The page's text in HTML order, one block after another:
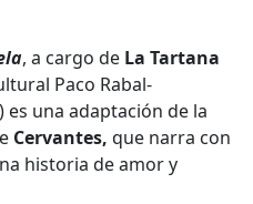
, a cargo de La Tartana
Paco Rabal-
es una adaptación de la
Cervantes, que narra con
historia de amor y